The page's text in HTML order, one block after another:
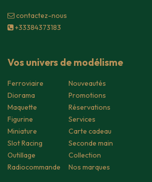
contacte​z-nous
+33384373183
Vos univers de modélisme
Ferroviaire
Diorama
Maquette
Figurine
Miniature
Slot Racing
Outillage
Radiocommande
Nouveautés
Promotions
Réservations
Services
Carte cadeau
Seconde main
Collection
Nos marques